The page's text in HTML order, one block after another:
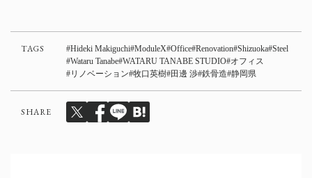
TAGS Hideki Makiguchi ModuleX Office Renovation Shizuoka Steel
Wataru Tanabe WATARU TANABE STUDIO オフィス
リノベーション 牧口英樹 田邊 渉 鉄骨造 静岡県
SHARE